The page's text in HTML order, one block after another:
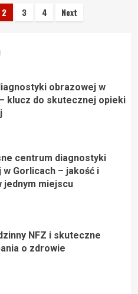
2 3 4 Next
obrazowej w
klucz do skutecznej opieki
centrum diagnostyki
Gorlicach – jakość i
jednym miejscu
NFZ i skuteczne
o zdrowie